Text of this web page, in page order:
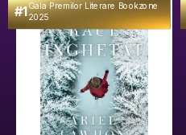
#1Gala Premilor Literare Bookzone
2025